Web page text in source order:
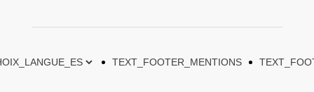
TEXT_FOOTER_MENTIONS